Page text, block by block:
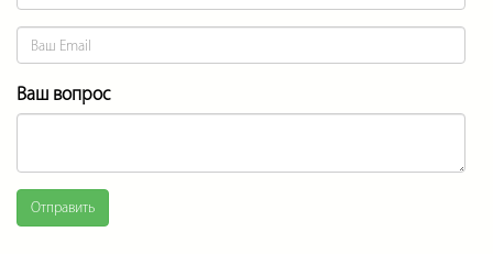
Ваш вопрос
Отправить